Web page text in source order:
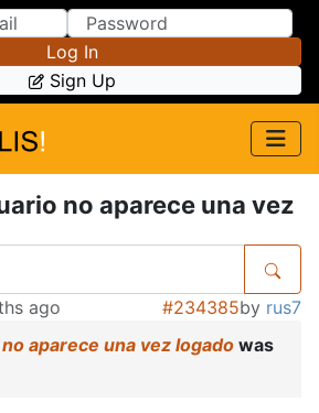
Content
Menu
Log In
Sign Up
no aparece una vez
ago #234385by rus7
aparece una vez logado was